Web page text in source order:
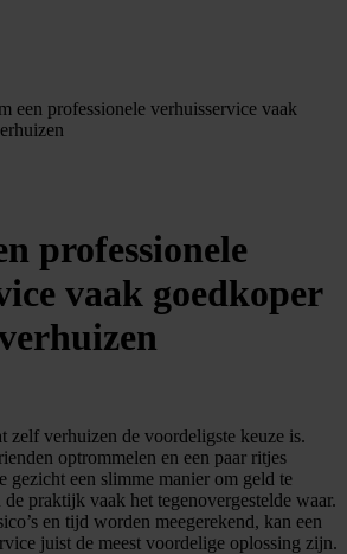
een professionele verhuisservice vaak
professionele
vaak goedkoper
zelf verhuizen de voordeligste keuze is.
optrommelen en een paar ritjes
gezicht een slimme manier om geld te
praktijk vaak het tegenovergestelde waar.
en tijd worden meegerekend, kan een
juist de meest voordelige oplossing zijn.